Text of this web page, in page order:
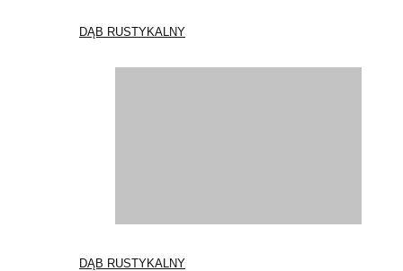
DĄB RUSTYKALNY
DĄB RUSTYKALNY